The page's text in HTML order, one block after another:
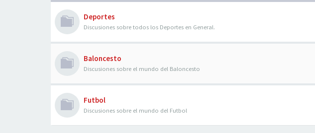
Deportes
Discusiones sobre todos los Deportes en General.
Baloncesto
Discusiones sobre el mundo del Baloncesto
Futbol
Discusiones sobre el mundo del Futbol